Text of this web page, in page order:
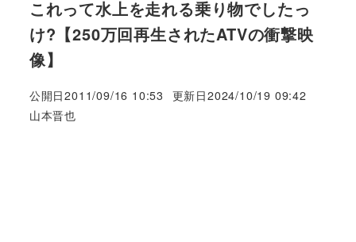
これって水上を走れる乗り物でしたっ
け?【250万回再生されたATVの衝撃映
像】
公開日2011/09/16 10:53 更新日2024/10/19 09:42
著
山本晋也